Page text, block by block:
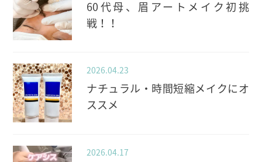
60代母、眉アートメイク初挑
戦！！
2026.04.23
ナチュラル・時間短縮メイクにオ
ススメ
2026.04.17